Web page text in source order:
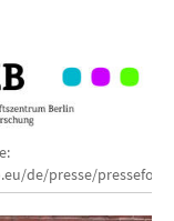
de/presse/